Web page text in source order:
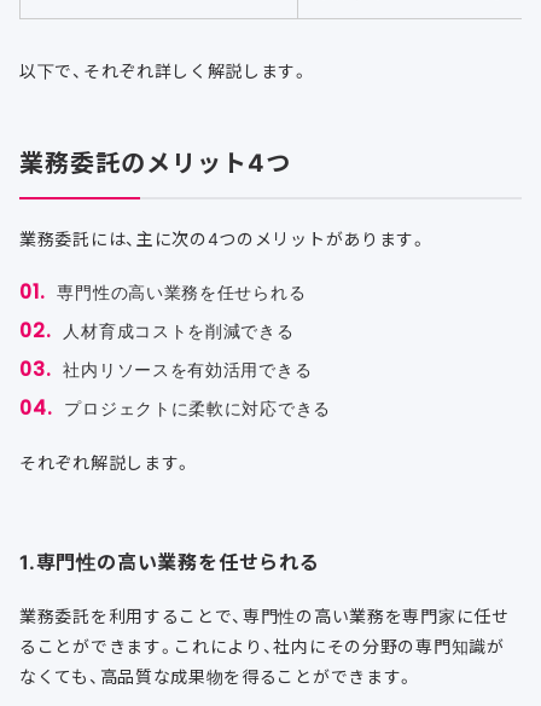
以下で、それぞれ詳しく解説します。
業務委託のメリット4つ
業務委託には、主に次の4つのメリットがあります。
専門性の高い業務を任せられる
人材育成コストを削減できる
社内リソースを有効活用できる
プロジェクトに柔軟に対応できる
それぞれ解説します。
1.専門性の高い業務を任せられる
業務委託を利用することで、専門性の高い業務を専門家に任せ
ることができます。これにより、社内にその分野の専門知識が
なくても、高品質な成果物を得ることができます。